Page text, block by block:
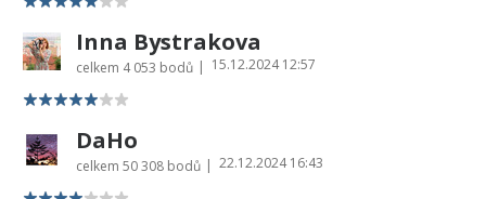
Inna Bystrakova
celkem 4 053 bodů | 15.12.2024 12:57
DaHo
celkem 50 308 bodů | 22.12.2024 16:43